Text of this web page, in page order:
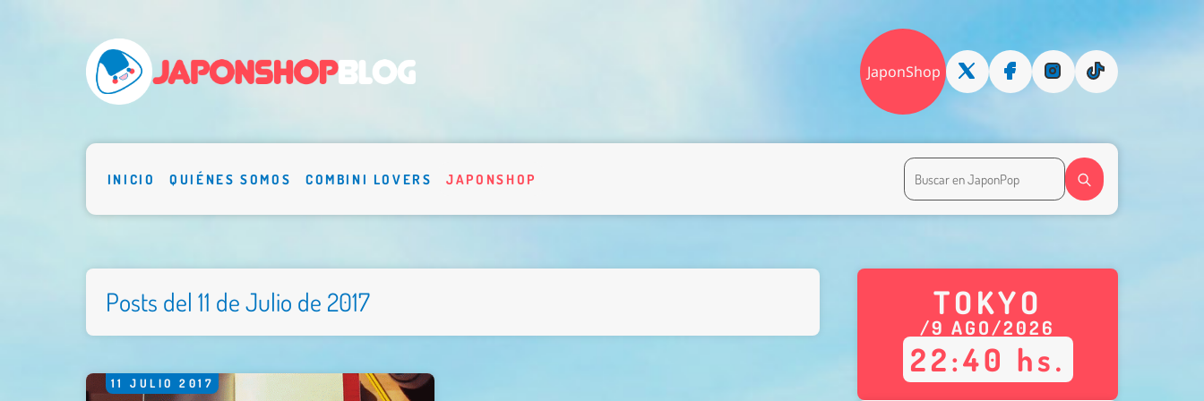
JaponShop
INICIO QUIÉNES SOMOS COMBINI LOVERS JAPONSHOP
Posts del 11 de Julio de 2017
11 JULIO 2017
TOKYO
/9 AGO/2026
22:40 hs.